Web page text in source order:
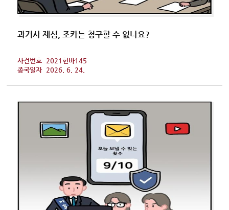
과거사 재심, 조카는 청구할 수 없나요?
사건번호 2021헌바145
종국일자 2026. 6. 24.